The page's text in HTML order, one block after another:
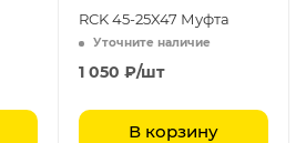
RCK 45-25X47 Муфта
Уточните наличие
1 050 ₽/шт
В корзину